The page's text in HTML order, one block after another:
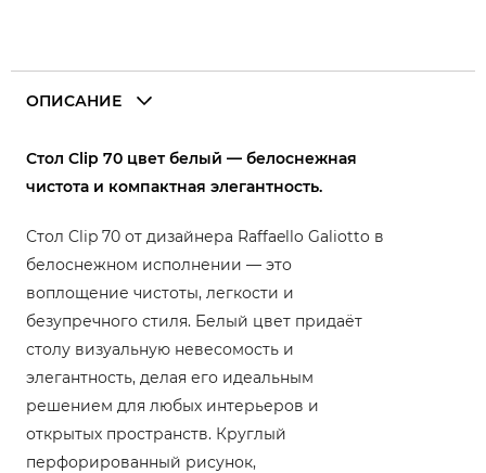
ОПИСАНИЕ
Стол Clip 70 цвет белый — белоснежная
чистота и компактная элегантность.
Стол Clip 70 от дизайнера Raffaello Galiotto в
белоснежном исполнении — это
воплощение чистоты, легкости и
безупречного стиля. Белый цвет придаёт
столу визуальную невесомость и
элегантность, делая его идеальным
решением для любых интерьеров и
открытых пространств. Круглый
перфорированный рисунок,